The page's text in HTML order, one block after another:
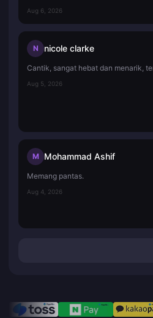
Aug 6, 2026
N nicole clarke
Cantik, sangat hebat dan menarik,
Aug 5, 2026
M Mohammad Ashif
Memang pantas.
Aug 4, 2026